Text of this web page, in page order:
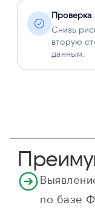
Проверка
Снизь
вторую
данным.
по базе